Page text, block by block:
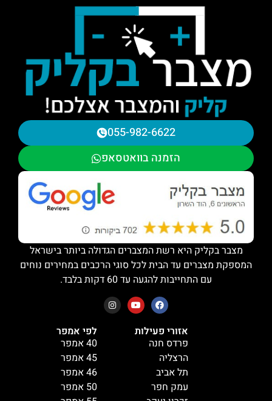
לפי אמפר
40 אמפר
45 אמפר
46 אמפר
50 אמפר
אזורי פעילות
פרדס חנה
הרצליה
תל אביב
עמק חפר
055-982-6622
הזמנה בוואטסאפ
מצבר בקליק היא רשת המצברים הגדולה ביותר בישראל
המספקת מצברים עד הבית לכל סוגי הרכבים במחירים נוחים
עם התחייבות להגעה עד 60 דקות בלבד.